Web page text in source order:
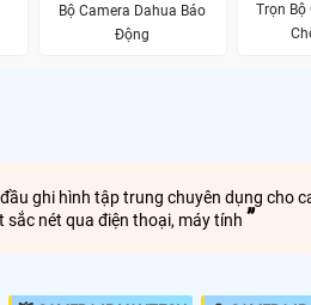
Bộ Camera Dahua Báo
Động
Trọn Bộ
ghi hình tập trung chuyên dụng
sắc nét qua điện thoại, máy tính